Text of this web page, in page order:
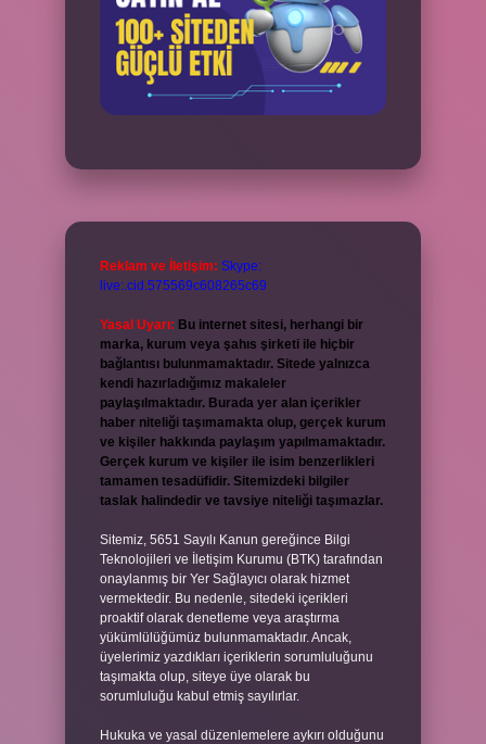
Reklam ve İletişim: Skype:
live:.cid.575569c608265c69
Yasal Uyarı: Bu internet sitesi, herhangi bir
marka, kurum veya şahıs şirketi ile hiçbir
bağlantısı bulunmamaktadır. Sitede yalnızca
kendi hazırladığımız makaleler
paylaşılmaktadır. Burada yer alan içerikler
haber niteliği taşımamakta olup, gerçek kurum
ve kişiler hakkında paylaşım yapılmamaktadır.
Gerçek kurum ve kişiler ile isim benzerlikleri
tamamen tesadüfidir. Sitemizdeki bilgiler
taslak halindedir ve tavsiye niteliği taşımazlar.
Sitemiz, 5651 Sayılı Kanun gereğince Bilgi
Teknolojileri ve İletişim Kurumu (BTK) tarafından
onaylanmış bir Yer Sağlayıcı olarak hizmet
vermektedir. Bu nedenle, sitedeki içerikleri
proaktif olarak denetleme veya araştırma
yükümlülüğümüz bulunmamaktadır. Ancak,
üyelerimiz yazdıkları içeriklerin sorumluluğunu
taşımakta olup, siteye üye olarak bu
sorumluluğu kabul etmiş sayılırlar.
Hukuka ve yasal düzenlemelere aykırı olduğunu